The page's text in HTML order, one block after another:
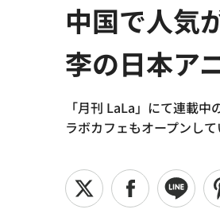
中国で人気
李の日本ア
「月刊 LaLa」にて連載
ラボカフェもオープンし